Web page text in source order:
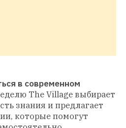
в современном
The Village выбирает
знания и предлагает
которые помогут